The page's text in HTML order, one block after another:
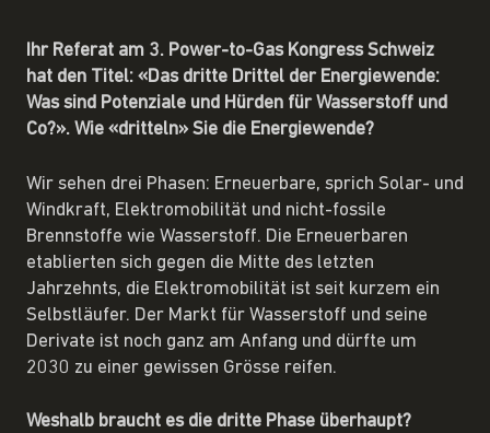
Ihr Referat am 3. Power-to-Gas Kongress Schweiz
hat den Titel: «Das dritte Drittel der Energiewende:
Was sind Potenziale und Hürden für Wasserstoff und
Co?». Wie «dritteln» Sie die Energiewende?
Wir sehen drei Phasen: Erneuerbare, sprich Solar- und
Windkraft, Elektromobilität und nicht-fossile
Brennstoffe wie Wasserstoff. Die Erneuerbaren
etablierten sich gegen die Mitte des letzten
Jahrzehnts, die Elektromobilität ist seit kurzem ein
Selbstläufer. Der Markt für Wasserstoff und seine
Derivate ist noch ganz am Anfang und dürfte um
2030 zu einer gewissen Grösse reifen.
Weshalb braucht es die dritte Phase überhaupt?